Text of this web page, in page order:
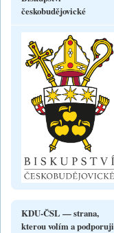
českobudějovické
KDU-ČSL — strana,
kterou volím a podporuji